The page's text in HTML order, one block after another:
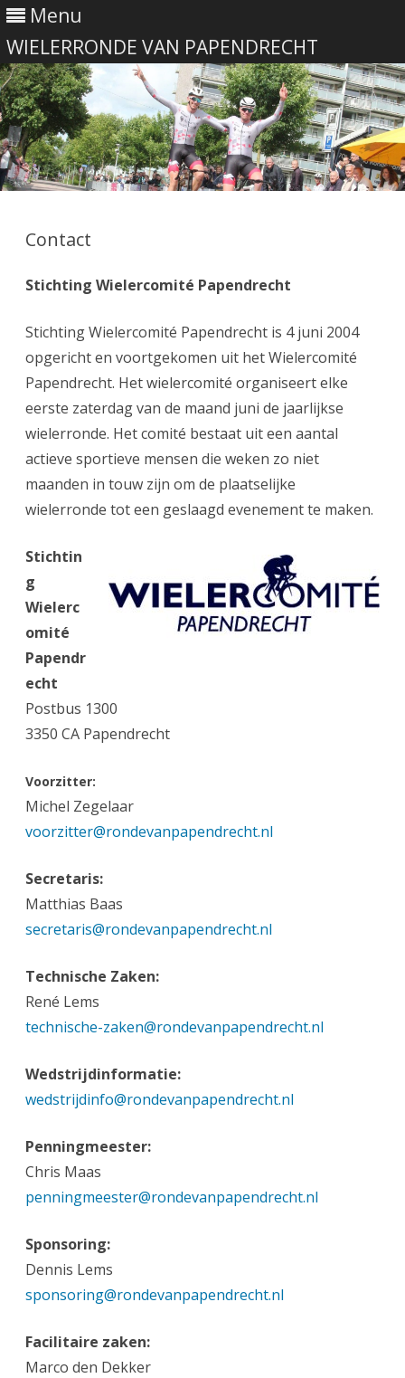
Menu
WIELERRONDE VAN PAPENDRECHT
Contact
Stichting Wielercomité Papendrecht
Stichting Wielercomité Papendrecht is 4 juni 2004
opgericht en voortgekomen uit het Wielercomité
Papendrecht. Het wielercomité organiseert elke
eerste zaterdag van de maand juni de jaarlijkse
wielerronde. Het comité bestaat uit een aantal
actieve sportieve mensen die weken zo niet
maanden in touw zijn om de plaatselijke
wielerronde tot een geslaagd evenement te maken.
Stichtin
g
Wielerc
omité
Papendr
echt
Postbus 1300
3350 CA Papendrecht
Voorzitter:
Michel Zegelaar
voorzitter@rondevanpapendrecht.nl
Secretaris:
Matthias Baas
secretaris@rondevanpapendrecht.nl
Technische Zaken:
René Lems
technische-zaken@rondevanpapendrecht.nl
Wedstrijdinformatie:
wedstrijdinfo@rondevanpapendrecht.nl
Penningmeester:
Chris Maas
penningmeester@rondevanpapendrecht.nl
Sponsoring:
Dennis Lems
sponsoring@rondevanpapendrecht.nl
Facilitaire zaken:
Marco den Dekker